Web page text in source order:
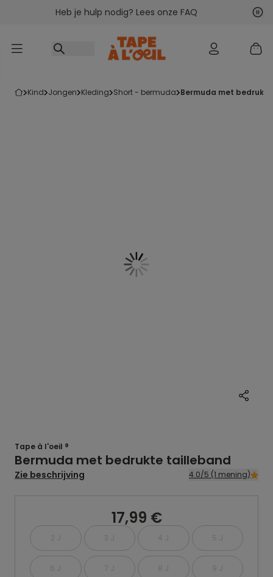
Ga naar inhoudHeb je hulp nodig? Lees onze FAQ
kind jongen kleding short - bermuda bermuda met
Tape à l'oeil ®
Bermuda met bedrukte tailleband
Zie beschrijving 4.0/5 (1 mening)
17,99 €
2 J 3 J 4 J 5 J
6 J 7 J 8 J 9 J